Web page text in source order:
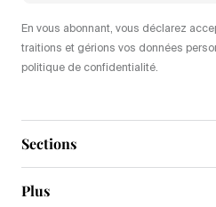
Sections
Plus
En vous abonnant, vous déclarez
traitions et gérions vos données
politique de confidentialité.